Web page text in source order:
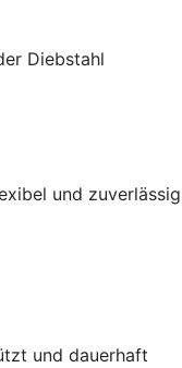
Diebstahl
und zuverlässig
und dauerhaft